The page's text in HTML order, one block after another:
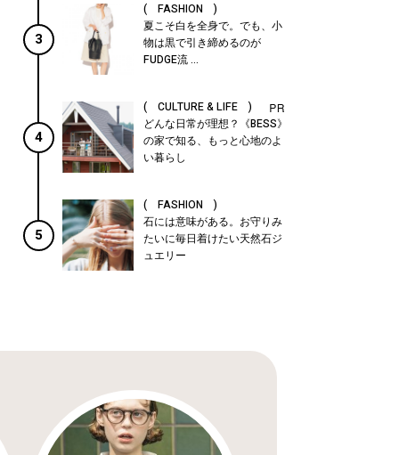
3
( FASHION )
夏こそ白を全身で。でも、小
物は黒で引き締めるのが
FUDGE流 ...
4
( CULTURE & LIFE )
どんな日常が理想？《BESS》
の家で知る、もっと心地のよ
い暮らし
5
( FASHION )
石には意味がある。お守りみ
たいに毎日着けたい天然石ジ
ュエリー